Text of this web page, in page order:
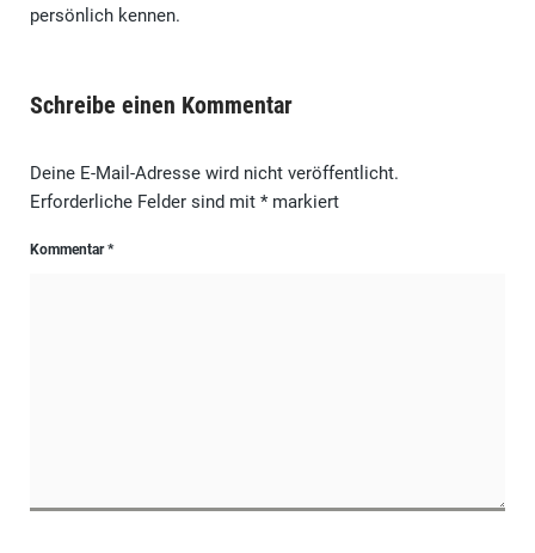
persönlich kennen.
Schreibe einen Kommentar
Deine E-Mail-Adresse wird nicht veröffentlicht.
Erforderliche Felder sind mit *markiert
Kommentar*